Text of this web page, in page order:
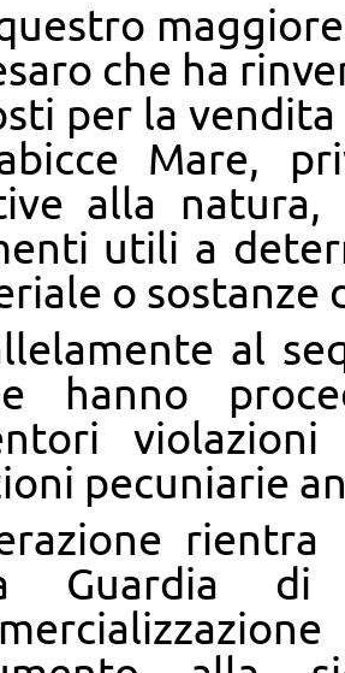
che ha
per la
Mare,
alla
utili a
o sostanze
al
hanno
violazioni
pecuniarie
Guardia di